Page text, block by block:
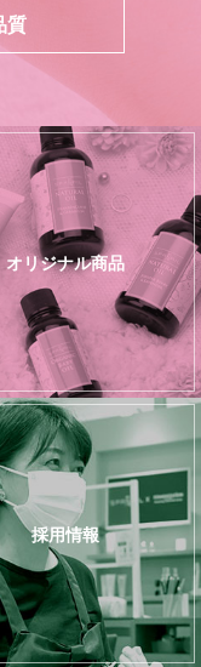
質
オリジナル商品
採用情報